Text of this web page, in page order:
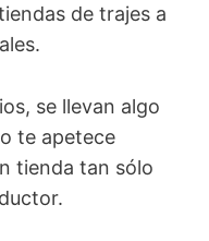
de trajes a
se llevan algo
te apetece
tienda tan sólo